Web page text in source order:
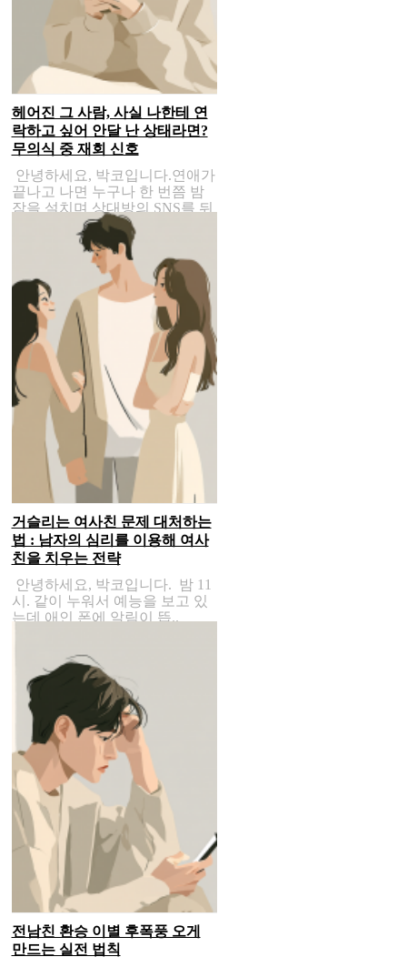
헤어진 그 사람, 사실 나한테 연
락하고 싶어 안달 난 상태라면?
무의식 중 재회 신호
안녕하세요, 박코입니다.연애가
끝나고 나면 누구나 한 번쯤 밤
잠을 설치며 상대방의 SNS를 뒤
적거립니다.&nbs..
거슬리는 여사친 문제 대처하는
법 : 남자의 심리를 이용해 여사
친을 치우는 전략
안녕하세요, 박코입니다. 밤 11
시. 같이 누워서 예능을 보고 있
는데 애인 폰에 알림이 뜹..
전남친 환승 이별 후폭풍 오게
만드는 실전 법칙